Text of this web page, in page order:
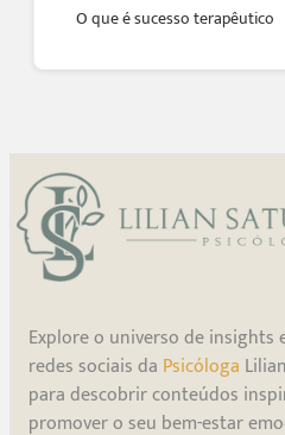
O que é sucesso terapêutico
Explore o universo de insights
redes sociais da Psicóloga
para descobrir conteúdos
promover o seu bem-estar